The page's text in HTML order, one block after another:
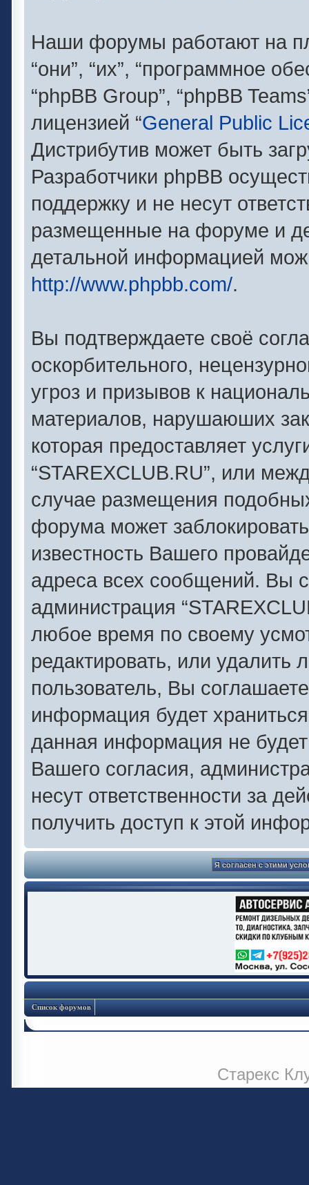
Наши форумы работают на
“они”, “их”, “программное
“phpBB Group”, “phpBB
лицензией “General Public
Дистрибутив может быть
Разработчики phpBB
поддержку и не несут
размещенные на форуме и
детальной информацией
http://www.phpbb.com/.
Вы подтверждаете своё
оскорбительного,
угроз и призывов к
материалов, нарушаюших
которая предоставляет
“STAREXCLUB.RU”, или
случае размещения
форума может
известность Вашего
адреса всех сообщений. Вы
администрация
любое время по своему
редактировать, или
пользователь, Вы
информация будет
данная информация не
Вашего согласия,
несут ответственности за
получить доступ к этой
Список форумов
Старекс